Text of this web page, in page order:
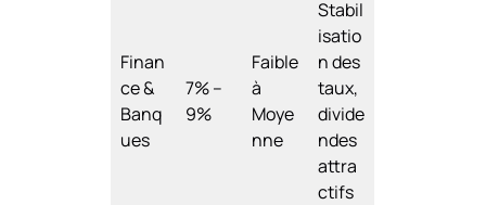
Finan
ce &
Banq
ues
7% –
9%
Faible
à
Moye
nne
Stabil
isatio
n des
taux,
divide
ndes
attra
ctifs